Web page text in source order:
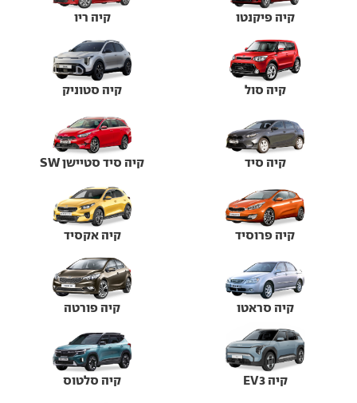
קיה פיקנטו קיה ריו
קיה סול קיה סטוניק
קיה סיד קיה סיד סטיישן SW
קיה פרוסיד קיה אקסיד
קיה סראטו קיה פורטה
קיה EV3 קיה סלטוס